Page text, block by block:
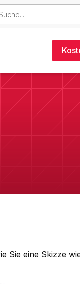
Sie eine Skizze